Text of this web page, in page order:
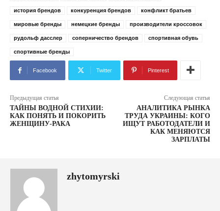
история брендов конкуренция брендов конфликт братьев
мировые бренды немецкие бренды производители кроссовок
рудольф дасслер соперничество брендов спортивная обувь
спортивные бренды
Facebook Twitter Pinterest
Предыдущая статья
ТАЙНЫ ВОДНОЙ СТИХИИ:
КАК ПОНЯТЬ И ПОКОРИТЬ
ЖЕНЩИНУ-РАКА
Следующая статья
АНАЛИТИКА РЫНКА
ТРУДА УКРАИНЫ: КОГО
ИЩУТ РАБОТОДАТЕЛИ И
КАК МЕНЯЮТСЯ
ЗАРПЛАТЫ
zhytomyrski